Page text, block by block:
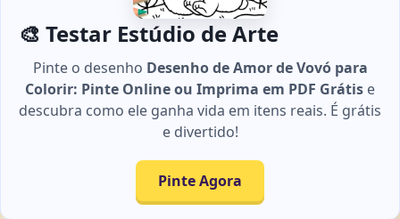
🎨 Testar Estúdio de Arte
Pinte o desenho Desenho de Amor de Vovó para
Colorir: Pinte Online ou Imprima em PDF Grátis e
descubra como ele ganha vida em itens reais. É grátis
e divertido!
Pinte Agora